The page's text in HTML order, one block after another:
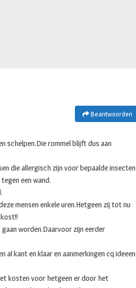
Beantwoorden
schelpen.Die rommel blijft dus aan
die allergisch zijn voor bepaalde insecten
een wand.
mensen enkele uren.Hetgeen zij tot nu
worden.Daarvoor zijn eerder
al kant en klaar en aanmerkingen cq ideeen
kosten voor hetgeen er door het